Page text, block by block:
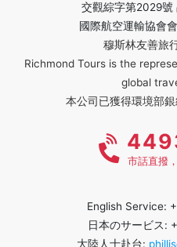
交觀綜字第2029
國際航空運輸協會
穆斯林友善旅
Richmond Tours is the
global
本公司已獲得環境部
市話直撥
English Service:
日本のサービス:
大陸人士赴台: